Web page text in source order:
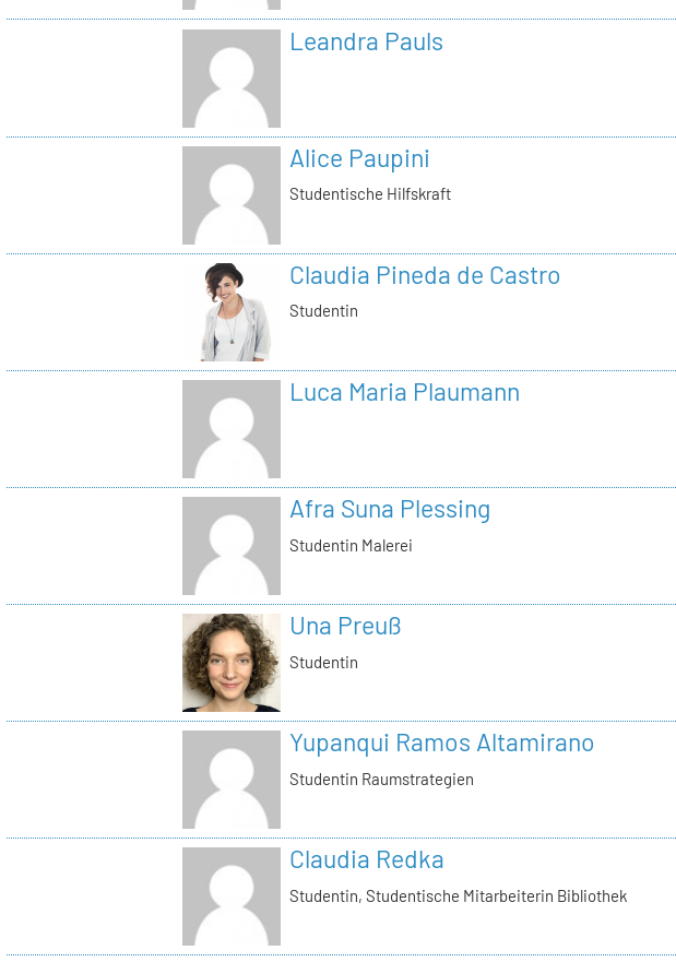
Leandra Pauls
Alice Paupini
Studentische Hilfskraft
Claudia Pineda de Castro
Studentin
Luca Maria Plaumann
Afra Suna Plessing
Studentin Malerei
Una Preuß
Studentin
Yupanqui Ramos Altamirano
Studentin Raumstrategien
Claudia Redka
Studentin, Studentische Mitarbeiterin Bibliothek